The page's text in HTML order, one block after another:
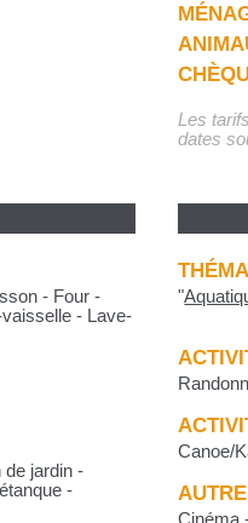
Les
dates
- Four -
- Lave-
de jardin -
-
"
Canoe/